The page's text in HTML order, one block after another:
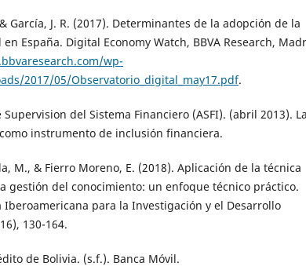
García, J. R. (2017). Determinantes de la adopción de la
España. Digital Economy Watch, BBVA Research,
wp-
2017/05/Observatorio_digital_may17.pdf.
del Sistema Financiero (ASFI). (abril 2013). La
instrumento de inclusión financiera.
M., & Fierro Moreno, E. (2018). Aplicación de la técnica
la gestión del conocimiento: un enfoque técnico práctico.
Iberoamericana para la Investigación y el Desarrollo
130-164.
de Bolivia. (s.f.). Banca Móvil.